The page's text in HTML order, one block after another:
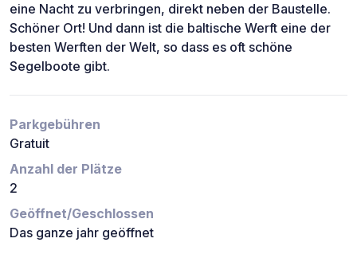
eine Nacht zu verbringen, direkt neben der Baustelle.
Schöner Ort! Und dann ist die baltische Werft eine der
besten Werften der Welt, so dass es oft schöne
Segelboote gibt.
Parkgebühren
Gratuit
Anzahl der Plätze
2
Geöffnet/Geschlossen
Das ganze jahr geöffnet